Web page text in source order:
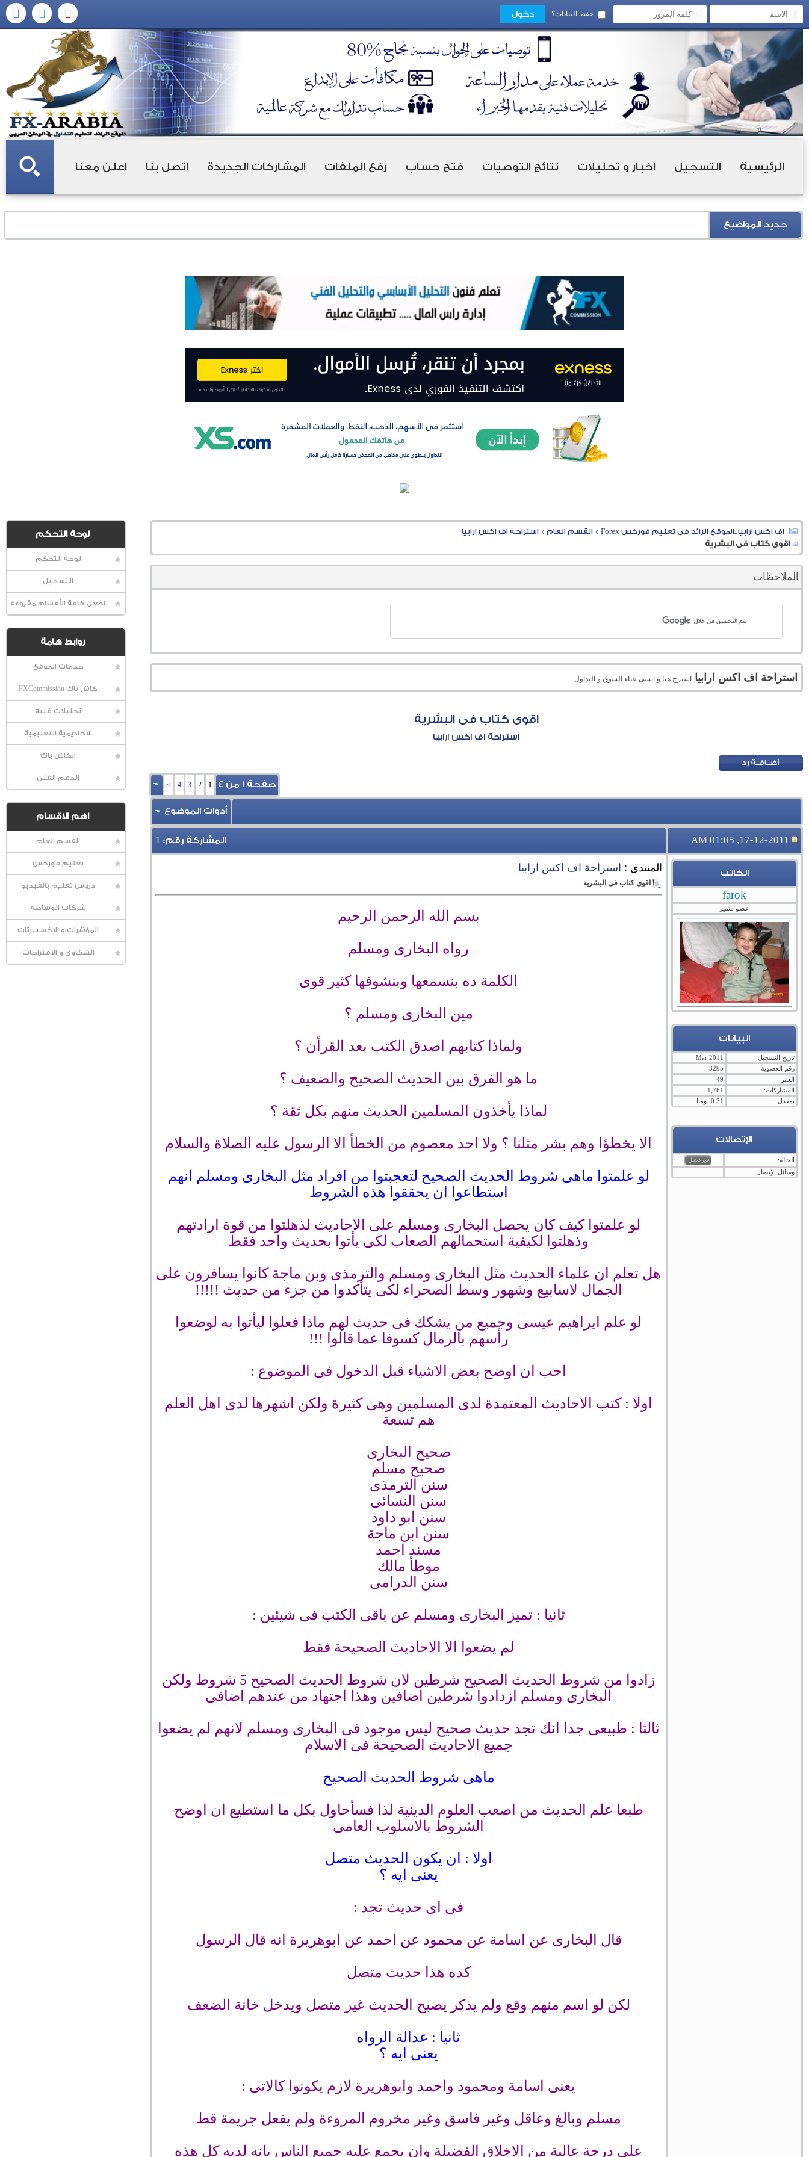
حفظ البيانات؟
الرئيسية التسجيل أخبار و تحليلات نتائج التوصيات فتح حساب رفع الملفات المشاركات الجديدة اتصل بنا اعلن معنا
جديد المواضيع
لوحة التحكم
لوحة التحكم
التسجيل
اجعل كافة الأقسام مقروءة
روابط هامة
خدمات الموقع
كاش باك FXCommission
تحليلات فنية
الأكاديمية التعليمية
الكاش باك
الدعم الفنى
اهم الاقسام
القسم العام
تعليم فوركس
دروس تعليم بالفيديو
شركات الوساطة
المؤشرات و الاكسبيرتات
الشكاوى و الاقتراحات
اف اكس ارابيا..الموقع الرائد فى تعليم فوركس Forex >القسم العام >استراحة اف اكس ارابيا
اقوى كتاب فى البشرية
الملاحظات
استراحة اف اكس ارابيا استرح هنا و انسى عناء السوق و التداول
اقوى كتاب فى البشرية
استراحة اف اكس ارابيا
صفحة 1 من 4 1
2
3
4
>
أدوات الموضوع
17-12-2011, 01:05 AM المشاركة رقم: 1
الكاتب
farok
عضو متميز
البيانات
تاريخ التسجيل:
Mar 2011
رقم العضوية:
3295
العمر:
49
المشاركات:
1,761
بمعدل :
0.31 يوميا
الإتصالات
الحالة:
وسائل الإتصال:
المنتدى : استراحة اف اكس ارابيا
اقوى كتاب فى البشرية
بسم الله الرحمن الرحيم
رواه البخارى ومسلم
الكلمة ده بنسمعها وبنشوفها كثير قوى
مين البخارى ومسلم ؟
ولماذا كتابهم اصدق الكتب بعد القرأن ؟
ما هو الفرق بين الحديث الصحيح والضعيف ؟
لماذا يأخذون المسلمين الحديث منهم بكل ثقة ؟
الا يخطؤا وهم بشر مثلنا ؟ ولا احد معصوم من الخطأ الا الرسول عليه الصلاة والسلام
لو علمتوا ماهى شروط الحديث الصحيح لتعجبتوا من افراد مثل البخارى ومسلم انهم
استطاعوا ان يحققوا هذه الشروط
لو علمتوا كيف كان يحصل البخارى ومسلم على الاحاديث لذهلتوا من قوة ارادتهم
وذهلتوا لكيفية استحمالهم الصعاب لكى يأتوا بحديث واحد فقط
هل تعلم ان علماء الحديث مثل البخارى ومسلم والترمذى وبن ماجة كانوا يسافرون على
الجمال لاسابيع وشهور وسط الصحراء لكى يتأكدوا من جزء من حديث !!!!!
لو علم ايراهيم عيسى وجميع من يشكك فى حديث لهم ماذا فعلوا ليأتوا به لوضعوا
رأسهم بالرمال كسوفا عما قالوا !!!
احب ان اوضح بعض الاشياء قبل الدخول فى الموضوع :
اولا : كتب الاحاديث المعتمدة لدى المسلمين وهى كثيرة ولكن اشهرها لدى اهل العلم
هم تسعة
صحيح البخارى
صحيح مسلم
سنن الترمذى
سنن النسائى
سنن ابو داود
سنن ابن ماجة
مسند احمد
موطأ مالك
سنن الدرامى
ثانيا : تميز البخارى ومسلم عن باقى الكتب فى شيئين :
لم يضعوا الا الاحاديث الصحيحة فقط
زادوا من شروط الحديث الصحيح شرطين لان شروط الحديث الصحيح 5 شروط ولكن
البخارى ومسلم ازدادوا شرطين اضافين وهذا اجتهاد من عندهم اضافى
ثالثا : طبيعى جدا انك تجد حديث صحيح ليس موجود فى البخارى ومسلم لانهم لم يضعوا
جميع الاحاديث الصحيحة فى الاسلام
ماهى شروط الحديث الصحيح
طبعا علم الحديث من اصعب العلوم الدينية لذا فسأحاول بكل ما استطيع ان اوضح
الشروط بالاسلوب العامى
اولا : ان يكون الحديث متصل
يعنى ايه ؟
فى اى حديث تجد :
قال البخارى عن اسامة عن محمود عن احمد عن ابوهريرة انه قال الرسول
كده هذا حديث متصل
لكن لو اسم منهم وقع ولم يذكر يصبح الحديث غير متصل ويدخل خانة الضعف
ثانيا : عدالة الرواه
يعنى ايه ؟
يعنى اسامة ومحمود واحمد وابوهريرة لازم يكونوا كالاتى :
مسلم وبالغ وعاقل وغير فاسق وغير مخروم المروءة ولم يفعل جريمة قط
على درجة عالية من الاخلاق الفضيلة وان يجمع عليه جميع الناس بانه لديه كل هذه